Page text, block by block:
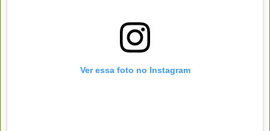
Ver essa foto no Instagram